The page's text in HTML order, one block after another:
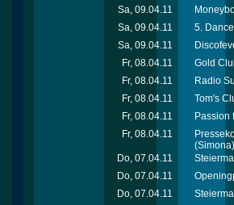
Sa, 09.04.11
Sa, 09.04.11
5.
Sa, 09.04.11
Fr, 08.04.11
Gold
Fr, 08.04.11
Radio
Fr, 08.04.11
Tom's
Fr, 08.04.11
Passion
Fr, 08.04.11
(Simona)
Do, 07.04.11
Do, 07.04.11
Do, 07.04.11